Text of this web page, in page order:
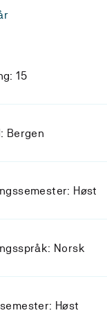
15
Bergen
Høst
Norsk
Høst